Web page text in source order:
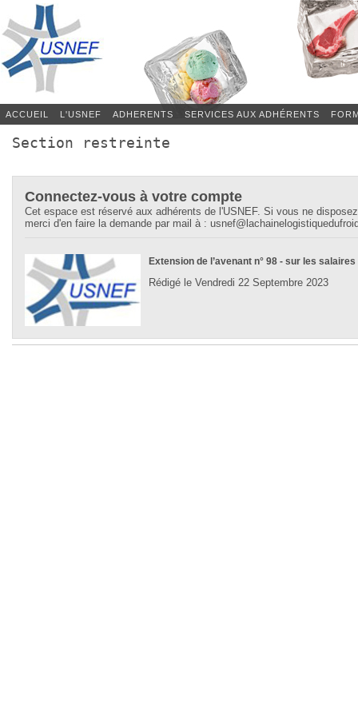
ACCUEIL L'USNEF ADHERENTS SERVICES AUX ADHÉRENTS
Section restreinte
Connectez-vous à votre compte
Cet espace est réservé aux adhérents de l'USNEF. Si vous ne
merci d'en faire la demande par mail à :
Extension de l’avenant n° 98 - sur les salaires
Rédigé le Vendredi 22 Septembre 2023